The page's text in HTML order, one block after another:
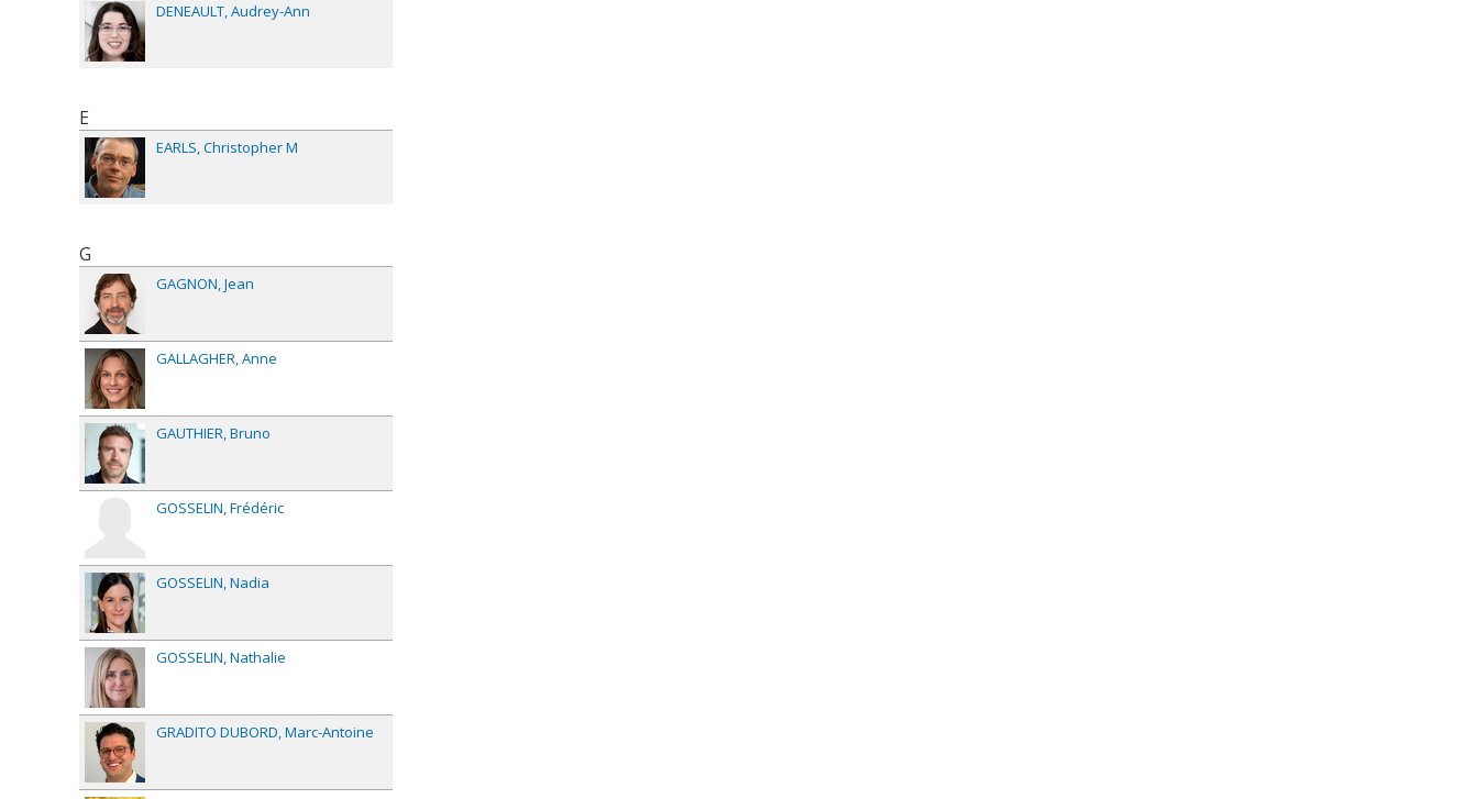
DENEAULT Audrey-Ann
E
EARLS Christopher M
G
GAGNON Jean
GALLAGHER Anne
GAUTHIER Bruno
GOSSELIN Frédéric
GOSSELIN Nadia
GOSSELIN Nathalie
GRADITO DUBORD Marc-Antoine